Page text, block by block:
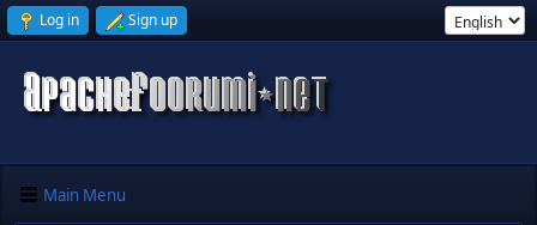
Log in Sign up
Main Menu